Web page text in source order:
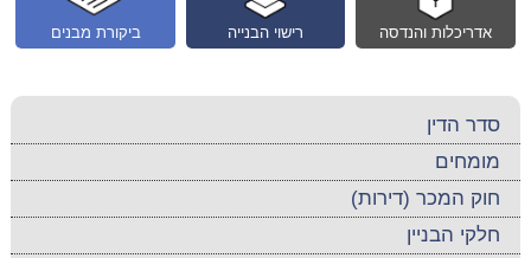
ביקורת מבנים רישוי הבנייה אדריכלות והנדסה
סדר הדין
מומחים
חוק המכר (דירות)
חלקי הבניין